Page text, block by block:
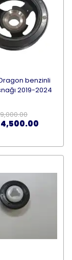
benzinli
2019-2024